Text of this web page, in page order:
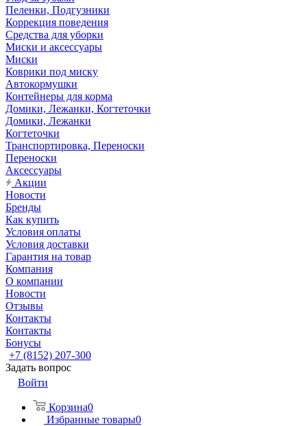
Пеленки, Подгузники
Коррекция поведения
Средства для уборки
Миски и аксессуары
Миски
Коврики под миску
Автокормушки
Контейнеры для корма
Домики, Лежанки, Когтеточки
Домики, Лежанки
Когтеточки
Транспортировка, Переноски
Переноски
Аксессуары
Акции
Новости
Бренды
Как купить
Условия оплаты
Условия доставки
Гарантия на товар
Компания
О компании
Новости
Отзывы
Контакты
Контакты
Бонусы
+7 (8152) 207-300
Задать вопрос
Войти
Корзина0
Избранные товары0